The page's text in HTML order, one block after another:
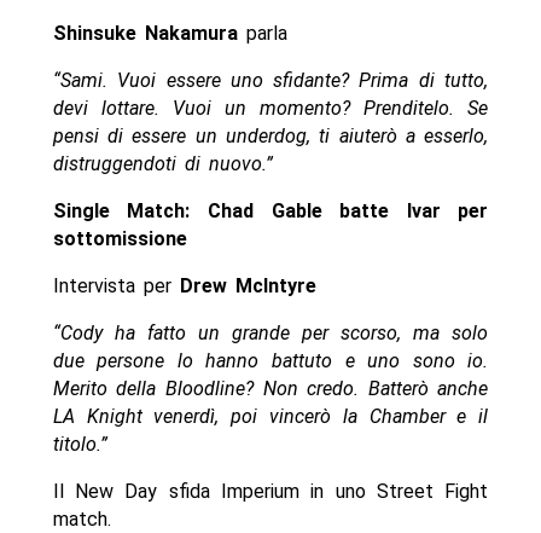
Shinsuke Nakamura parla
“Sami. Vuoi essere uno sfidante? Prima di tutto,
devi lottare. Vuoi un momento? Prenditelo. Se
pensi di essere un underdog, ti aiuterò a esserlo,
distruggendoti di nuovo.”
Single Match: Chad Gable batte Ivar per
sottomissione
Intervista per Drew McIntyre
“Cody ha fatto un grande per scorso, ma solo
due persone lo hanno battuto e uno sono io.
Merito della Bloodline? Non credo. Batterò anche
LA Knight venerdì, poi vincerò la Chamber e il
titolo.”
Il New Day sfida Imperium in uno Street Fight
match.